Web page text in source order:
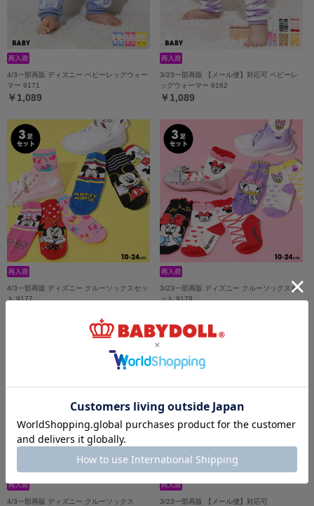
4/3一部再販 ディズニー ベビーレッグウォー
マー 9171
￥1,089
3/23一部再販 【メール便】対応可 ベビーレ
ッグウォーマー 9162
￥1,089
4/3一部再販 ディズニー クルーソックスセッ
ト 9177
3/23一部再販 ディズニー クルーソックスセ
ット 9179
4/3一部再販 ディズニー クルーソックス
3/23一部再販 【メール便】対応可